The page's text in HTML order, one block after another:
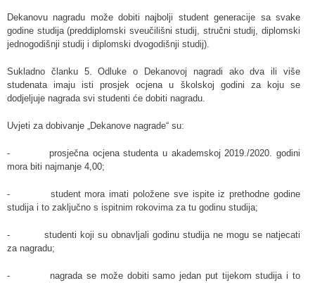
Dekanovu nagradu može dobiti najbolji student generacije sa svake
godine studija (preddiplomski sveučilišni studij, stručni studij, diplomski
jednogodišnji studij i diplomski dvogodišnji studij).
Sukladno članku 5. Odluke o Dekanovoj nagradi ako dva ili više
studenata imaju isti prosjek ocjena u školskoj godini za koju se
dodjeljuje nagrada svi studenti će dobiti nagradu.
Uvjeti za dobivanje „Dekanove nagrade“ su:
- prosječna ocjena studenta u akademskoj 2019./2020. godini
mora biti najmanje 4,00;
- student mora imati položene sve ispite iz prethodne godine
studija i to zaključno s ispitnim rokovima za tu godinu studija;
- studenti koji su obnavljali godinu studija ne mogu se natjecati
za nagradu;
- nagrada se može dobiti samo jedan put tijekom studija i to